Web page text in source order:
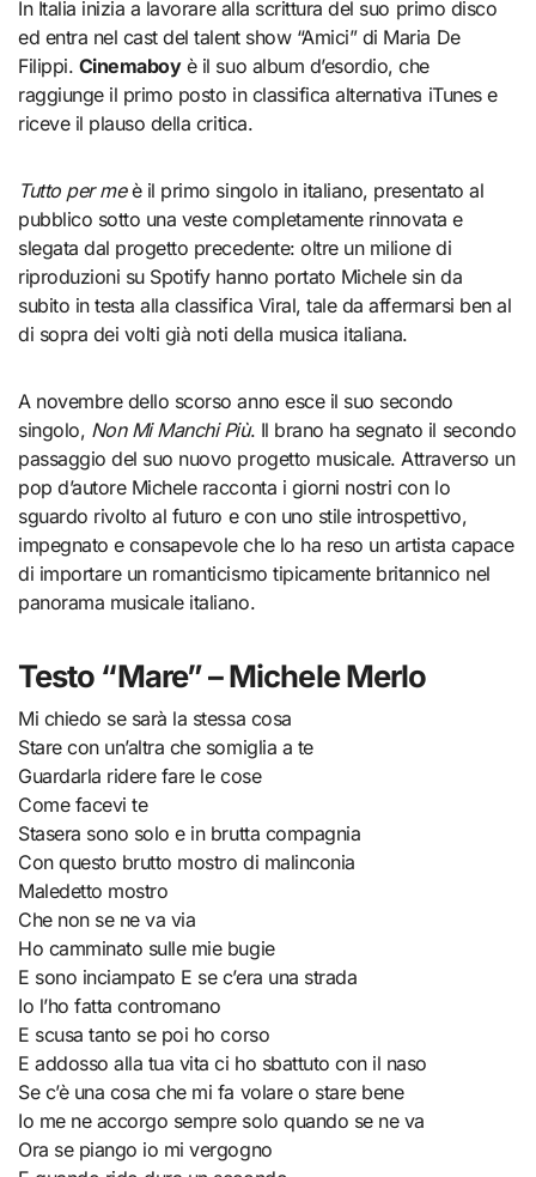
In Italia inizia a lavorare alla scrittura del suo primo disco
ed entra nel cast del talent show “Amici” di Maria De
Filippi. Cinemaboyè il suo album d’esordio, che
raggiunge il primo posto in classifica alternativa iTunes e
riceve il plauso della critica.
Tutto per meè il primo singolo in italiano, presentato al
pubblico sotto una veste completamente rinnovata e
slegata dal progetto precedente: oltre un milione di
riproduzioni su Spotify hanno portato Michele sin da
subito in testa alla classifica Viral, tale da affermarsi ben al
di sopra dei volti già noti della musica italiana.
A novembre dello scorso anno esce il suo secondo
singolo, Non Mi Manchi Più. Il brano ha segnato il secondo
passaggio del suo nuovo progetto musicale. Attraverso un
pop d’autore Michele racconta i giorni nostri con lo
sguardo rivolto al futuro e con uno stile introspettivo,
impegnato e consapevole che lo ha reso un artista capace
di importare un romanticismo tipicamente britannico nel
panorama musicale italiano.
Testo “Mare” – Michele Merlo
Mi chiedo se sarà la stessa cosa
Stare con un’altra che somiglia a te
Guardarla ridere fare le cose
Come facevi te
Stasera sono solo e in brutta compagnia
Con questo brutto mostro di malinconia
Maledetto mostro
Che non se ne va via
Ho camminato sulle mie bugie
E sono inciampato E se c’era una strada
Io l’ho fatta contromano
E scusa tanto se poi ho corso
E addosso alla tua vita ci ho sbattuto con il naso
Se c’è una cosa che mi fa volare o stare bene
Io me ne accorgo sempre solo quando se ne va
Ora se piango io mi vergogno